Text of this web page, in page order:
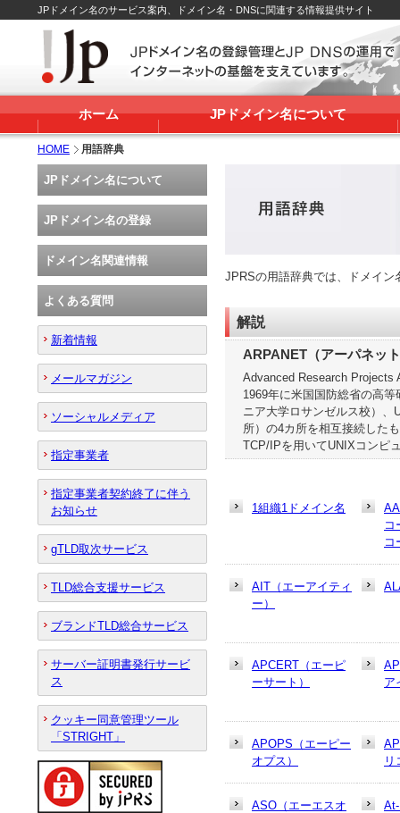
JPドメイン名のサービス案内、ドメイン名・DNSに関連する情報提供サイト
ホーム JPドメイン名について
HOME 用語辞典
JPRSの用語辞典では、ドメイ
解説
ARPANET（アーパネッ
Advanced Research Projects
1969年に米国国防総省の高
ニア大学ロサンゼルス校）
所）の4カ所を相互接続した
TCP/IPを用いてUNIXコンピ
1組織1ドメイン名
コ
コ
AIT（エーアイティ
ー）
APCERT（エーピ
ーサート）
ア
APOPS（エーピー
オプス）
リ
ASO（エーエスオ
JPドメイン名について
JPドメイン名の登録
ドメイン名関連情報
よくある質問
新着情報
メールマガジン
ソーシャルメディア
指定事業者
指定事業者契約終了に伴う
お知らせ
gTLD取次サービス
TLD総合支援サービス
ブランドTLD総合サービス
サーバー証明書発行サービ
ス
クッキー同意管理ツール
「STRIGHT」